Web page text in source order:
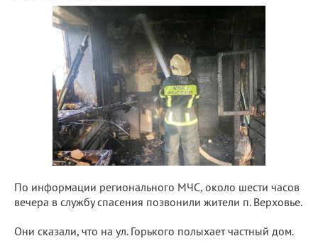
По информации регионального МЧС, около шести часов
вечера в службу спасения позвонили жители п. Верховье.
Они сказали, что на ул. Горького полыхает частный дом.